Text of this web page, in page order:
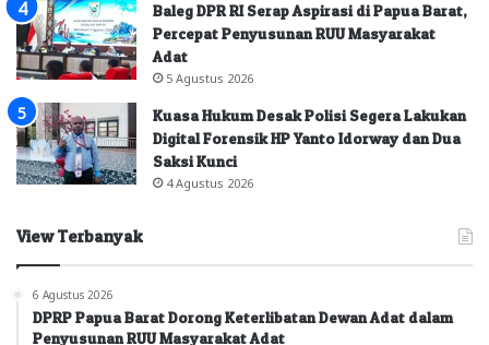
Baleg DPR RI Serap Aspirasi di Papua Barat,
Percepat Penyusunan RUU Masyarakat
Adat
5 Agustus 2026
Kuasa Hukum Desak Polisi Segera Lakukan
Digital Forensik HP Yanto Idorway dan Dua
Saksi Kunci
4 Agustus 2026
View Terbanyak
6 Agustus 2026
DPRP Papua Barat Dorong Keterlibatan Dewan Adat dalam
Penyusunan RUU Masyarakat Adat